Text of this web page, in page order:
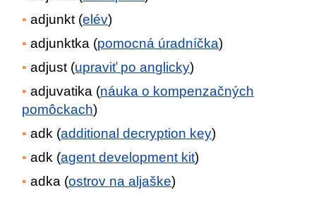
adjunkt (elév)
adjunktka (pomocná úradníčka)
adjust (upraviť po anglicky)
adjuvatika (náuka o kompenzačných
pomôckach)
adk (additional decryption key)
adk (agent development kit)
adka (ostrov na aljaške)